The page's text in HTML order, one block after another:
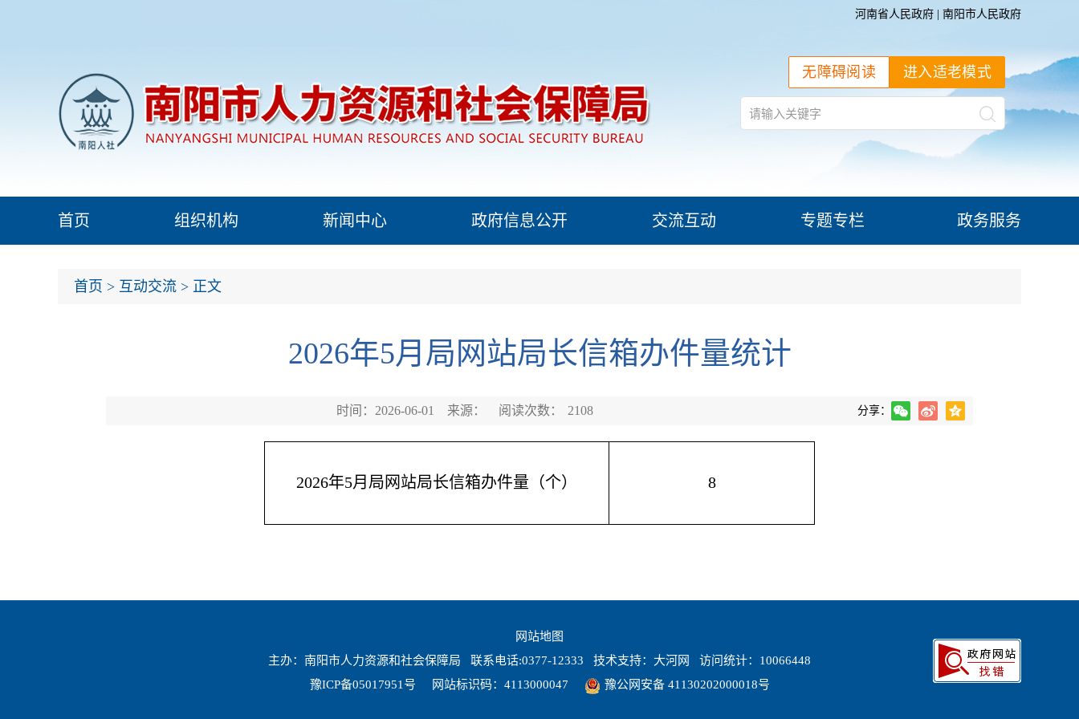
河南省人民政府 南阳市人民政府
进入适老模式
无障碍阅读
首页 组织机构 新闻中心 政府信息公开 交流互动 专题专栏 政务服务
首页 > 互动交流 > 正文
2026年5月局网站局长信箱办件量统计
时间：2026-06-01 来源： 阅读次数： 2108 分享：
2026年5月局网站局长信箱办件量（个） 8
网站地图
主办：南阳市人力资源和社会保障局 联系电话:0377-12333 技术支持： 大河网 访问统计： 10066448
豫ICP备05017951号 网站标识码：4113000047 豫公网安备 41130202000018号